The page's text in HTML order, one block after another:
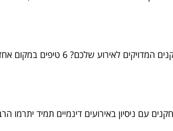
לאירוע שלכם? 6 טיפים במקום אחד
עם ניסיון באירועים דינמיים תמיד יתרמו